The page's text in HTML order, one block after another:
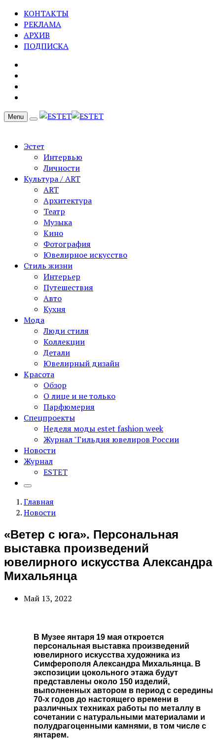
КОНТАКТЫ
РЕКЛАМА
АРХИВ
ПОДПИСКА
Menu
Эстет
Интервью
Личности
Культура / ART
ART
Архитектура
Театр
Музыка
Кино
Фотография
Ювелирное искусство
Стиль жизни
Интерьер
Путешествия
Авто
Кухня
Мода
Люди стиля
Коллекции
Детали
Ювелирный дизайн
Красота
Обзор
О лице и не только
Парфюмерия
Спецпроекты
Неделя моды estet fashion week
Журнал "Гильдия ювелиров России
Новости
Журнал
ESTET
Главная
Новости
«Ветер с юга». Персональная
выставка произведений
ювелирного искусства Александра
Михальянца
Май 13, 2022
В Музее янтаря 19 мая откроется
персональная выставка произведений
ювелирного искусства художника из
Симферополя Александра Михальянца. В
экспозиции цокольного этажа будут
представлены около 150 изделий,
выполненных автором в период с середины
70-х годов до настоящего времени в
различных техниках работы по металлу в
сочетании с натуральными материалами и
полудрагоценными камнями, в том числе с
янтарем.